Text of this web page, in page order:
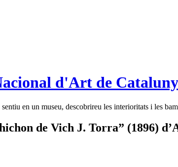
d'Art de
en un museu, descobrireu les interioritats i les
de Vich J. Torra” (1896)